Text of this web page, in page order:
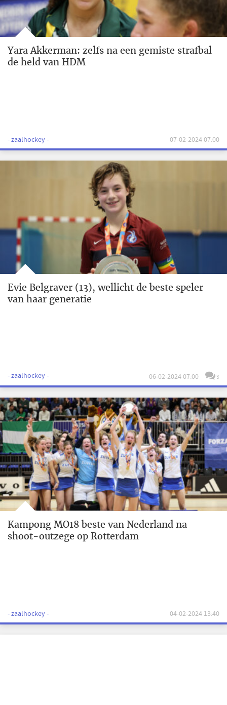
Yara Akkerman: zelfs na een gemiste strafbal
de held van HDM
- zaalhockey - 07-02-2024 07:00
Evie Belgraver (13), wellicht de beste speler
van haar generatie
- zaalhockey - 06-02-2024 07:00 3
Kampong MO18 beste van Nederland na
shoot-outzege op Rotterdam
- zaalhockey - 04-02-2024 13:40